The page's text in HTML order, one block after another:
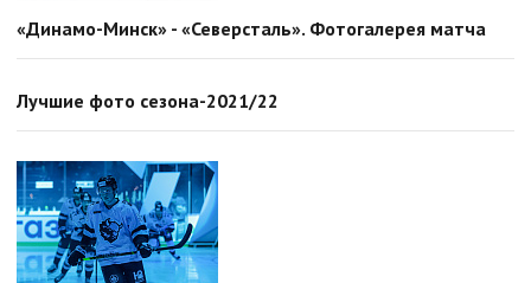
«Динамо-Минск» - «Северсталь». Фотогалерея матча
Лучшие фото сезона-2021/22